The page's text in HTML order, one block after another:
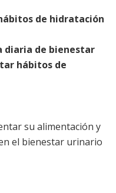
de hidratación
diaria de bienestar
hábitos de
su alimentación y
el bienestar urinario